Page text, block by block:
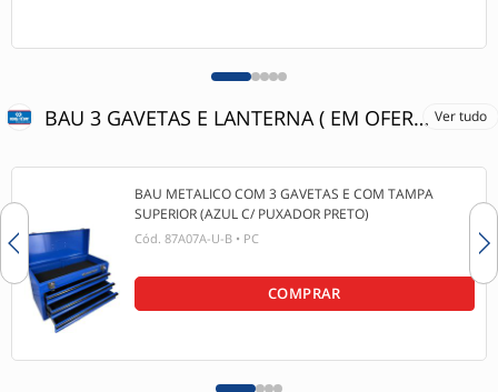
BAU 3 GAVETAS E LANTERNA ( EM OFERTA 06/2026 Ver tudo
BAU METALICO COM 3 GAVETAS E COM TAMPA
SUPERIOR (AZUL C/ PUXADOR PRETO)
Cód. 87A07A-U-B • PC
COMPRAR